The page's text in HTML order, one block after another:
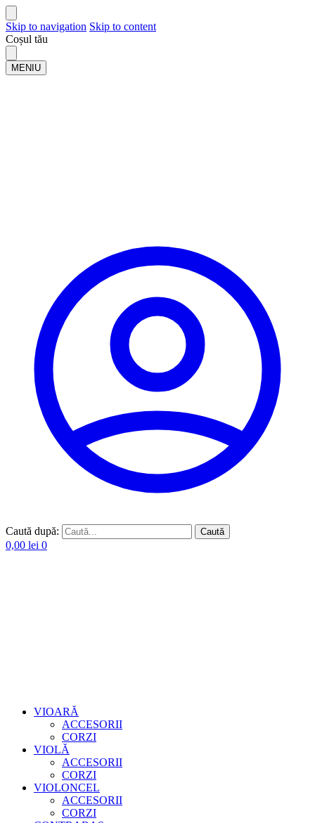
Skip to navigation Skip to content
Coșul tău
MENIU
Caută după: Caută
0,00 lei 0
VIOARĂ
ACCESORII
CORZI
VIOLĂ
ACCESORII
CORZI
VIOLONCEL
ACCESORII
CORZI